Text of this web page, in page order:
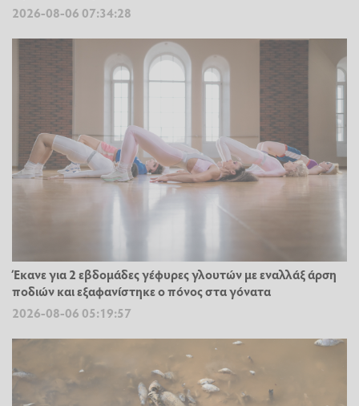
2026-08-06 07:34:28
Έκανε για 2 εβδομάδες γέφυρες γλουτών με εναλλάξ άρση
ποδιών και εξαφανίστηκε ο πόνος στα γόνατα
2026-08-06 05:19:57